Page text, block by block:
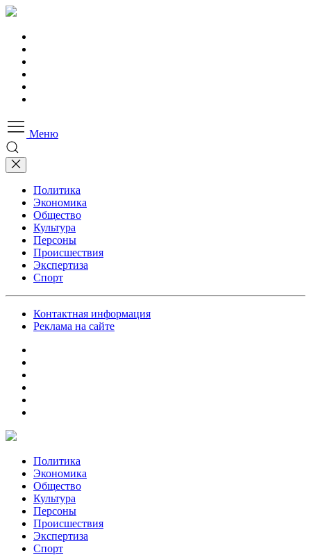
Меню
Политика
Экономика
Общество
Культура
Персоны
Происшествия
Экспертиза
Спорт
Контактная информация
Реклама на сайте
Политика
Экономика
Общество
Культура
Персоны
Происшествия
Экспертиза
Спорт